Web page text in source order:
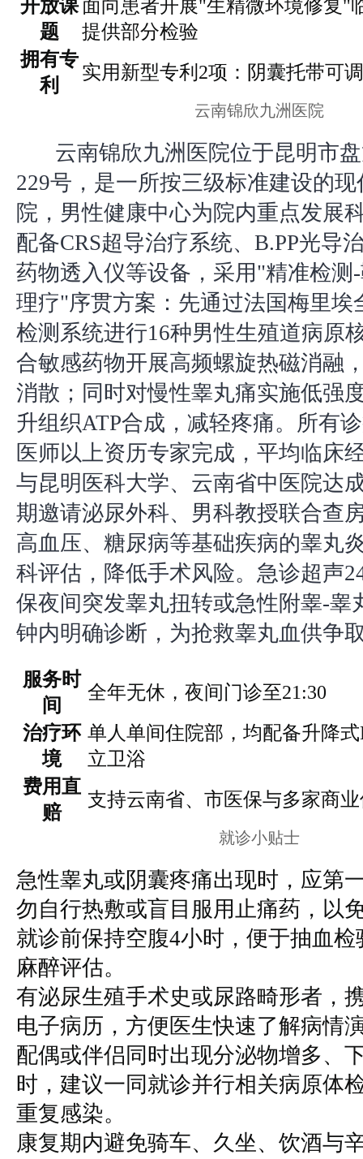
开放课
题
面向患者开展"生精微环境修复"
提供部分检验
拥有专
利
实用新型专利2项：阴囊托带可
云南锦欣九洲医院
云南锦欣九洲医院位于昆明市
229号，是一所按三级标准建设的
院，男性健康中心为院内重点发展
配备CRS超导治疗系统、B.PP光导
药物透入仪等设备，采用"精准检测
理疗"序贯方案：先通过法国梅里埃
检测系统进行16种男性生殖道病原
合敏感药物开展高频螺旋热磁消融
消散；同时对慢性睾丸痛实施低强
升组织ATP合成，减轻疼痛。所有
医师以上资历专家完成，平均临床
与昆明医科大学、云南省中医院达
期邀请泌尿外科、男科教授联合查
高血压、糖尿病等基础疾病的睾丸
科评估，降低手术风险。急诊超声
保夜间突发睾丸扭转或急性附睾-睾
钟内明确诊断，为抢救睾丸血供争
服务时
间
全年无休，夜间门诊至21:30
治疗环
境
单人单间住院部，均配备升降
立卫浴
费用直
赔
支持云南省、市医保与多家商
就诊小贴士
急性睾丸或阴囊疼痛出现时，应第
勿自行热敷或盲目服用止痛药，以
就诊前保持空腹4小时，便于抽血
麻醉评估。
有泌尿生殖手术史或尿路畸形者，
电子病历，方便医生快速了解病情
配偶或伴侣同时出现分泌物增多、
时，建议一同就诊并行相关病原体
重复感染。
康复期内避免骑车、久坐、饮酒与